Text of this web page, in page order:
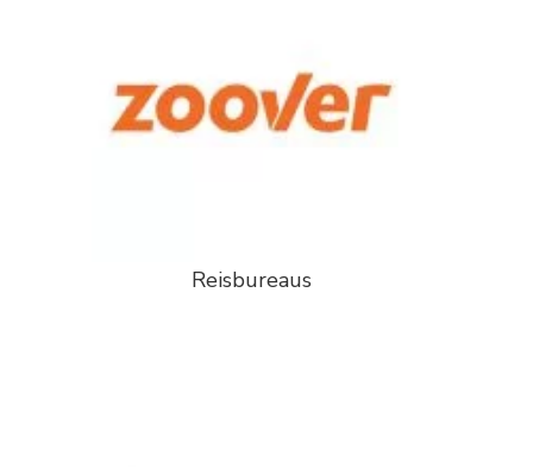
Reisbureaus